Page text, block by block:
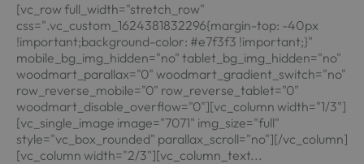
[vc_row full_width="stretch_row"
css=".vc_custom_1624381832296{margin-top: -40px
!important;background-color: #e7f3f3 !important;}"
mobile_bg_img_hidden="no" tablet_bg_img_hidden="no"
woodmart_parallax="0" woodmart_gradient_switch="no"
row_reverse_mobile="0" row_reverse_tablet="0"
woodmart_disable_overflow="0"][vc_column width="1/3"]
[vc_single_image image="7071" img_size="full"
style="vc_box_rounded" parallax_scroll="no"][/vc_column]
[vc_column width="2/3"][vc_column_text...